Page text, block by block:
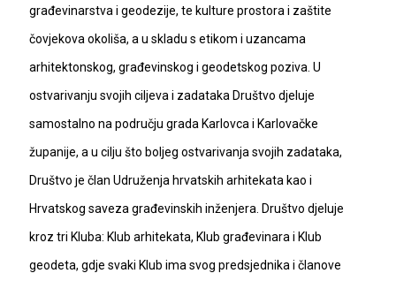
građevinarstva i geodezije, te kulture prostora i zaštite
čovjekova okoliša, a u skladu s etikom i uzancama
arhitektonskog, građevinskog i geodetskog poziva. U
ostvarivanju svojih ciljeva i zadataka Društvo djeluje
samostalno na području grada Karlovca i Karlovačke
županije, a u cilju što boljeg ostvarivanja svojih zadataka,
Društvo je član Udruženja hrvatskih arhitekata kao i
Hrvatskog saveza građevinskih inženjera. Društvo djeluje
kroz tri Kluba: Klub arhitekata, Klub građevinara i Klub
geodeta, gdje svaki Klub ima svog predsjednika i članove